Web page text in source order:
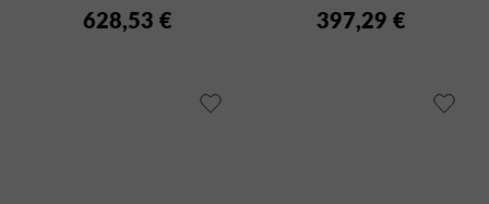
628,53 € 397,29 €